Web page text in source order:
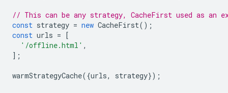
// This can be any strategy, CacheFirst used as an
const strategy = new CacheFirst();
const urls = [
'/offline.html' ,
];
warmStrategyCache({urls, strategy});